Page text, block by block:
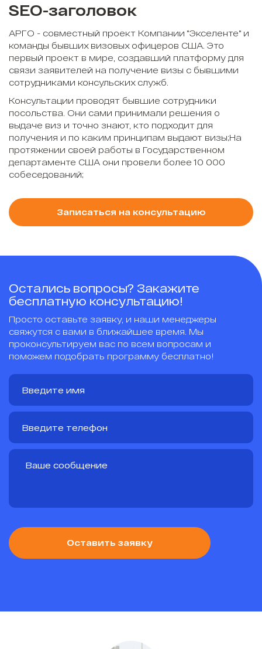
SEO-заголовок
АРГО - совместный проект Компании "Экселенте" и
команды бывших визовых офицеров США. Это
первый проект в мире, создавший платформу для
связи заявителей на получение визы с бывшими
сотрудниками консульских служб.
Консультации проводят бывшие сотрудники
посольства. Они сами принимали решения о
выдаче виз и точно знают, кто подходит для
получения и по каким принципам выдают визы;На
протяжении своей работы в Государственном
департаменте США они провели более 10 000
собеседований;
Записаться на консультацию
Остались вопросы? Закажите
бесплатную консультацию!
Просто оставьте заявку, и наши менеджеры
свяжутся с вами в ближайшее время. Мы
проконсультируем вас по всем вопросам и
поможем подобрать программу бесплатно!
Оставить заявку